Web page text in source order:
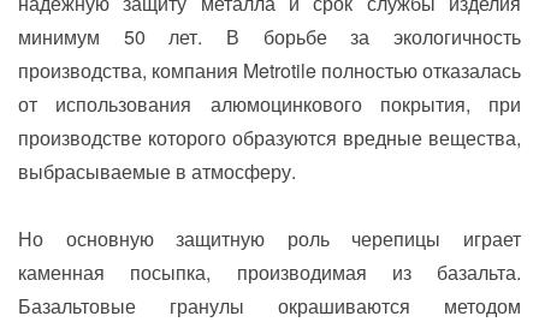
минимум 50 лет. В борьбе за экологичность
производства, компания Metrotile полностью отказалась
от использования алюмоцинкового покрытия, при
производстве которого образуются вредные вещества,
выбрасываемые в атмосферу.
Но основную защитную роль черепицы играет
каменная посыпка, производимая из базальта.
Базальтовые гранулы окрашиваются методом